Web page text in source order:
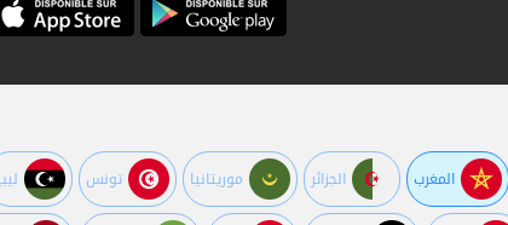
المغرب الجزائر موريتانيا تونس